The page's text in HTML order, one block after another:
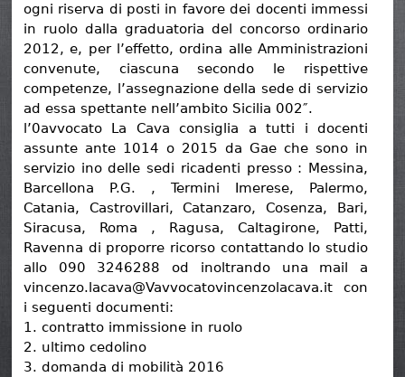
ogni riserva di posti in favore dei docenti immessi
in ruolo dalla graduatoria del concorso ordinario
2012, e, per l’effetto, ordina alle Amministrazioni
convenute, ciascuna secondo le rispettive
competenze, l’assegnazione della sede di servizio
ad essa spettante nell’ambito Sicilia 002″.
l’0avvocato La Cava consiglia a tutti i docenti
assunte ante 1014 o 2015 da Gae che sono in
servizio ino delle sedi ricadenti presso : Messina,
Barcellona P.G. , Termini Imerese, Palermo,
Catania, Castrovillari, Catanzaro, Cosenza, Bari,
Siracusa, Roma , Ragusa, Caltagirone, Patti,
Ravenna di proporre ricorso contattando lo studio
allo 090 3246288 od inoltrando una mail a
vincenzo.lacava@Vavvocatovincenzolacava.it con
i seguenti documenti:
1. contratto immissione in ruolo
2. ultimo cedolino
3. domanda di mobilità 2016